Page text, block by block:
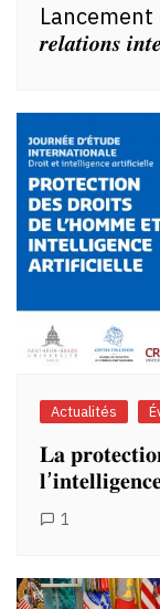
Lancement
𝒓𝒆𝒍𝒂𝒕𝒊𝒐𝒏𝒔
Actualités
𝐋𝐚
1